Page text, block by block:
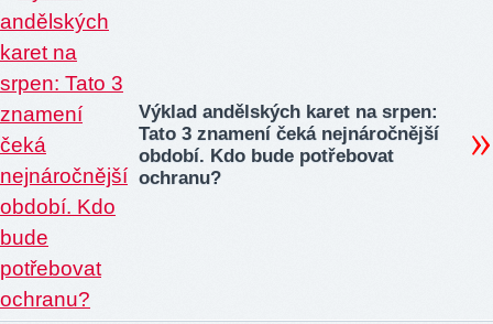
Výklad andělských karet na srpen:
Tato 3 znamení čeká nejnáročnější
období. Kdo bude potřebovat
ochranu?